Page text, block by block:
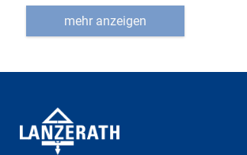
mehr anzeigen